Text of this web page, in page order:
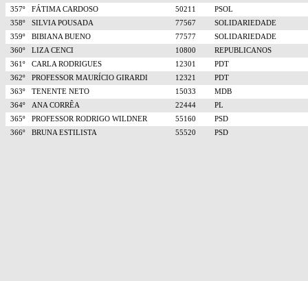
357º
FÁTIMA CARDOSO 50211
PSOL
358º
SILVIA POUSADA 77567
SOLIDARIEDADE
359º
BIBIANA BUENO 77577
SOLIDARIEDADE
360º
LIZA CENCI 10800
REPUBLICANOS
361º
CARLA RODRIGUES 12301
PDT
362º
PROFESSOR MAURÍCIO GIRARDI 12321
PDT
363º
TENENTE NETO 15033
MDB
364º
ANA CORRÊA 22444
PL
365º
PROFESSOR RODRIGO WILDNER 55160
PSD
366º
BRUNA ESTILISTA 55520 PSD